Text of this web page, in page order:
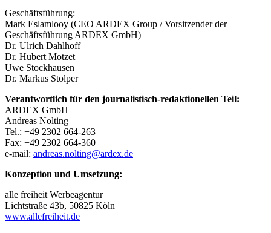
Geschäftsführung:
Mark Eslamlooy (CEO ARDEX Group / Vorsitzender der
Geschäftsführung ARDEX GmbH)
Dr. Ulrich Dahlhoff
Dr. Hubert Motzet
Uwe Stockhausen
Dr. Markus Stolper
Verantwortlich für den journalistisch-redaktionellen Teil:
ARDEX GmbH
Andreas Nolting
Tel.: +49 2302 664-263
Fax: +49 2302 664-360
e-mail: andreas.nolting@ardex.de
Konzeption und Umsetzung:
alle freiheit Werbeagentur
Lichtstraße 43b, 50825 Köln
www.allefreiheit.de